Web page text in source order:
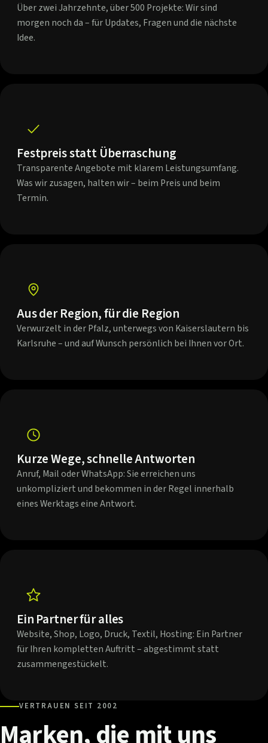
Über zwei Jahrzehnte, über 500 Projekte: Wir sind
morgen noch da – für Updates, Fragen und die nächste
Idee.
Festpreis statt Überraschung
Transparente Angebote mit klarem Leistungsumfang.
Was wir zusagen, halten wir – beim Preis und beim
Termin.
Aus der Region, für die Region
Verwurzelt in der Pfalz, unterwegs von Kaiserslautern bis
Karlsruhe – und auf Wunsch persönlich bei Ihnen vor Ort.
Kurze Wege, schnelle Antworten
Anruf, Mail oder WhatsApp: Sie erreichen uns
unkompliziert und bekommen in der Regel innerhalb
eines Werktags eine Antwort.
Ein Partner für alles
Website, Shop, Logo, Druck, Textil, Hosting: Ein Partner
für Ihren kompletten Auftritt – abgestimmt statt
zusammengestückelt.
VERTRAUEN SEIT 2002
Marken,die mituns